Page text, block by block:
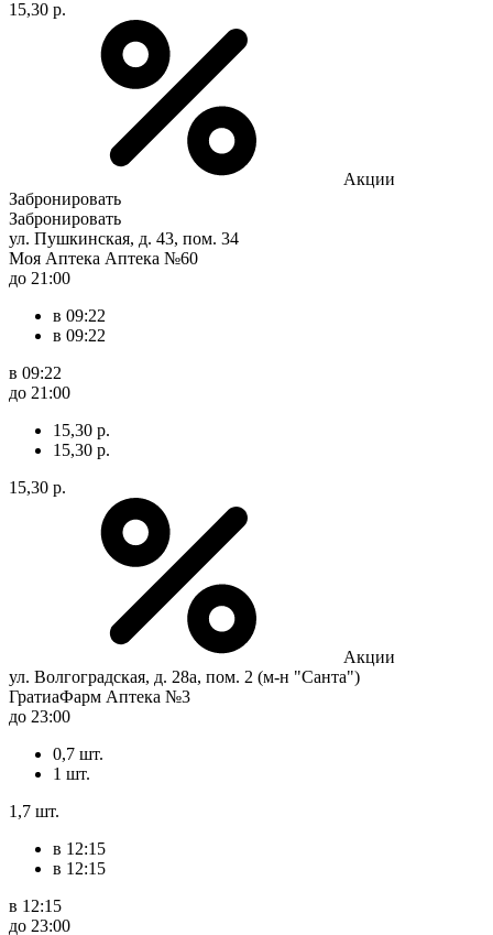
15,30 р.
Акции
Забронировать
Забронировать
ул. Пушкинская, д. 43, пом. 34
Моя Аптека Аптека №60
до 21:00
в 09:22
в 09:22
в 09:22
до 21:00
15,30 р.
15,30 р.
15,30 р.
Акции
ул. Волгоградская, д. 28а, пом. 2 (м-н "Санта")
ГратиаФарм Аптека №3
до 23:00
0,7 шт.
1 шт.
1,7 шт.
в 12:15
в 12:15
в 12:15
до 23:00